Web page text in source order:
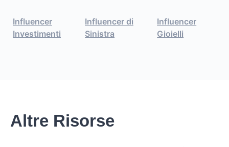
Influencer
Investimenti
Influencer di
Sinistra
Influencer
Gioielli
Altre Risorse